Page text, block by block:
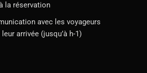
la réservation
avec les voyageurs
arrivée (jusqu’à h-1)